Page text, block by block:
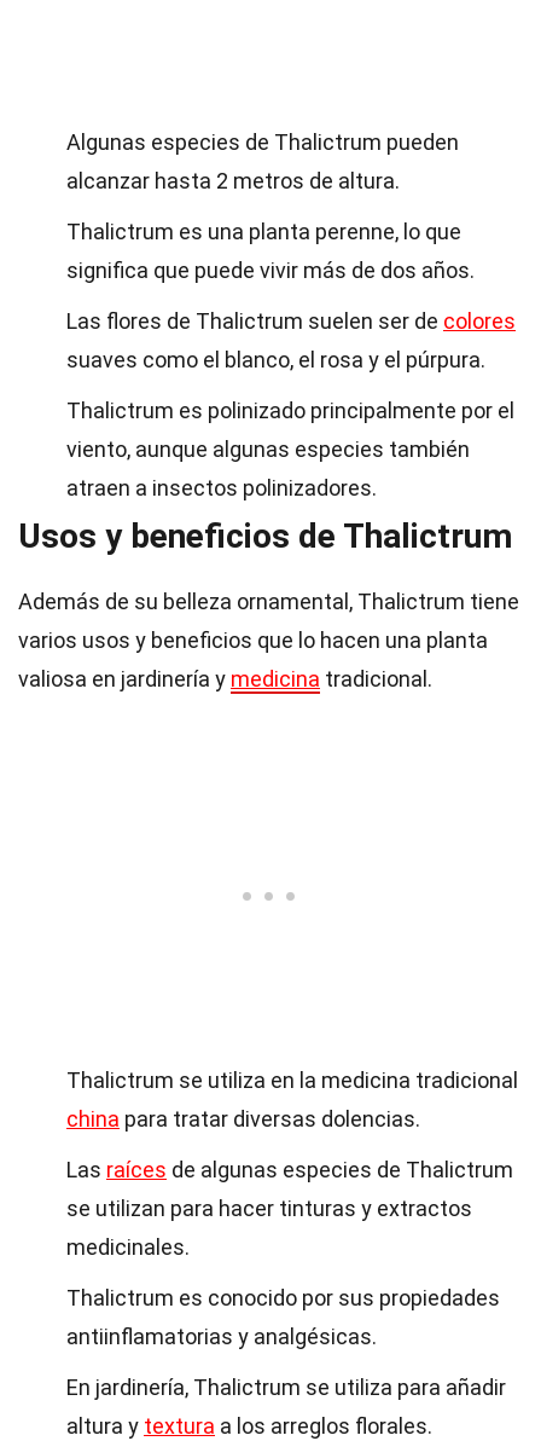
Algunas especies de Thalictrum pueden
alcanzar hasta 2 metros de altura.
Thalictrum es una planta perenne, lo que
significa que puede vivir más de dos años.
Las flores de Thalictrum suelen ser de colores
suaves como el blanco, el rosa y el púrpura.
Thalictrum es polinizado principalmente por el
viento, aunque algunas especies también
atraen a insectos polinizadores.
Usos y beneficios de Thalictrum
Además de su belleza ornamental, Thalictrum tiene
varios usos y beneficios que lo hacen una planta
valiosa en jardinería y medicina tradicional.
Thalictrum se utiliza en la medicina tradicional
china para tratar diversas dolencias.
Las raíces de algunas especies de Thalictrum
se utilizan para hacer tinturas y extractos
medicinales.
Thalictrum es conocido por sus propiedades
antiinflamatorias y analgésicas.
En jardinería, Thalictrum se utiliza para añadir
altura y textura a los arreglos florales.